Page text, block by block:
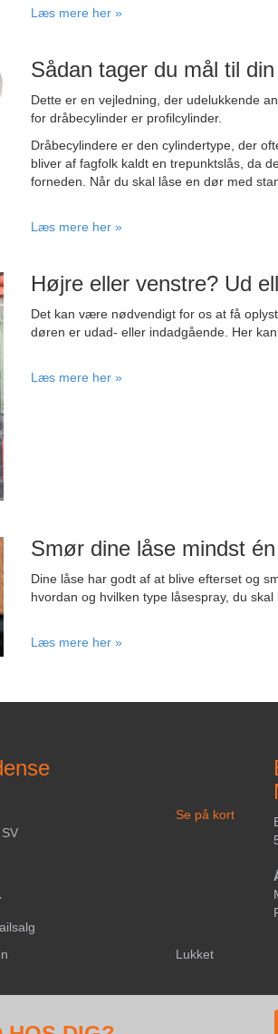
Læs mere her »
Sådan tager du mål til
Dette er en vejledning, der udelukkende
for dråbecylinder er profilcylinder.
Dråbecylindere er den cylindertype, der
bliver af fagfolk kaldt en trepunktslås, da
forneden. Når du skal låse en dør med
Læs mere her »
Højre eller venstre? Ud
Det kan være nødvendigt for os at få
døren er udad- eller indadgående. Her
Læs mere her »
Smør dine låse mindst
Dine låse har godt af at blive efterset og
hvordan og hvilken type låsespray, du skal
Læs mere her »
Se på kort
Lukket